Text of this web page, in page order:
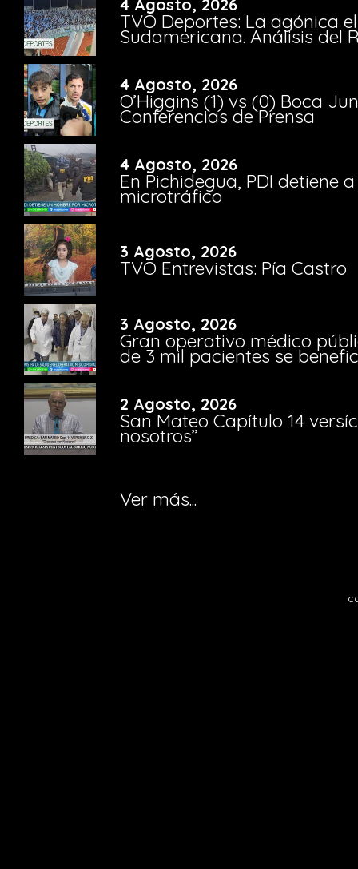
4 Agosto, 2026
TVO Deportes: La agónica
Sudamericana. Análisis del
4 Agosto, 2026
O’Higgins (1) vs (0) Boca
Conferencias de Prensa
4 Agosto, 2026
En Pichidegua, PDI detiene
microtráfico
3 Agosto, 2026
TVO Entrevistas: Pía Castro
3 Agosto, 2026
Gran operativo médico
de 3 mil pacientes se
2 Agosto, 2026
San Mateo Capítulo 14
nosotros”
Ver más...